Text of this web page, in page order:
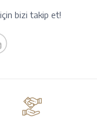
bizi takip et!